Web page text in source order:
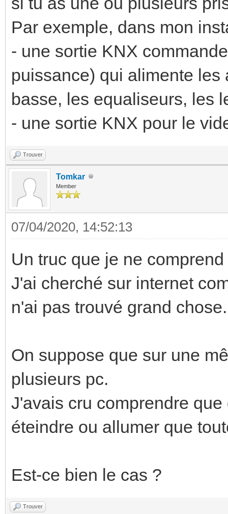
Par exemple, dans mon
- une sortie KNX
puissance) qui alimente
basse, les equaliseurs, les
- une sortie KNX pour le
Trouver
Tomkar
Member
07/04/2020, 14:52:13
Un truc que je ne
J'ai cherché sur internet
n'ai pas trouvé grand chose.
On suppose que sur une
plusieurs pc.
J'avais cru comprendre
éteindre ou allumer que
Est-ce bien le cas ?
Trouver